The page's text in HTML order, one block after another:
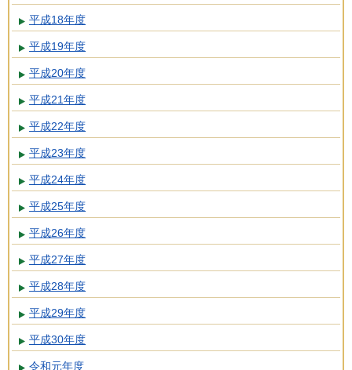
平成18年度
平成19年度
平成20年度
平成21年度
平成22年度
平成23年度
平成24年度
平成25年度
平成26年度
平成27年度
平成28年度
平成29年度
平成30年度
令和元年度